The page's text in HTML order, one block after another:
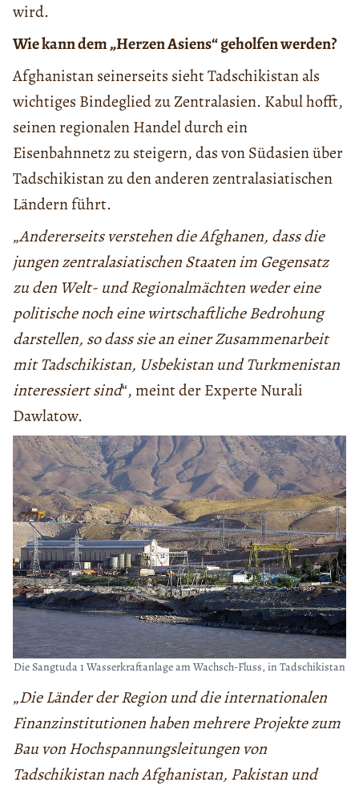
wird.
Wie kann dem „Herzen Asiens“ geholfen werden?
Afghanistan seinerseits sieht Tadschikistan als
wichtiges Bindeglied zu Zentralasien. Kabul hofft,
seinen regionalen Handel durch ein
Eisenbahnnetz zu steigern, das von Südasien über
Tadschikistan zu den anderen zentralasiatischen
Ländern führt.
„Andererseits verstehen die Afghanen, dass die
jungen zentralasiatischen Staaten im Gegensatz
zu den Welt- und Regionalmächten weder eine
politische noch eine wirtschaftliche Bedrohung
darstellen, so dass sie an einer Zusammenarbeit
mit Tadschikistan, Usbekistan und Turkmenistan
interessiert sind“, meint der Experte Nurali
Dawlatow.
Die Sangtuda 1 Wasserkraftanlage am Wachsch-Fluss, in Tadschikistan
„Die Länder der Region und die internationalen
Finanzinstitutionen haben mehrere Projekte zum
Bau von Hochspannungsleitungen von
Tadschikistan nach Afghanistan, Pakistan und